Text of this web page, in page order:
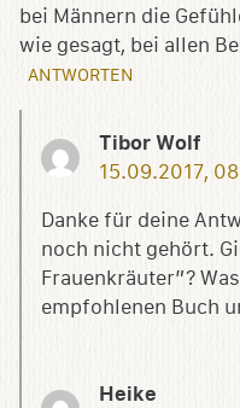
bei Männern die
wie gesagt, bei allen
ANTWORTEN
Tibor Wolf
15.09.2017,
Danke für deine
noch nicht gehört.
Frauenkräuter”?
empfohlenen Buch
Heike